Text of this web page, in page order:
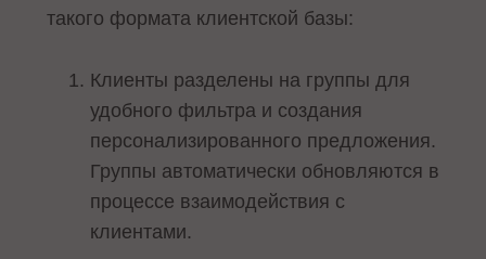
такого формата клиентской базы:
Клиенты разделены на группы для
удобного фильтра и создания
персонализированного предложения.
Группы автоматически обновляются в
процессе взаимодействия с
клиентами.